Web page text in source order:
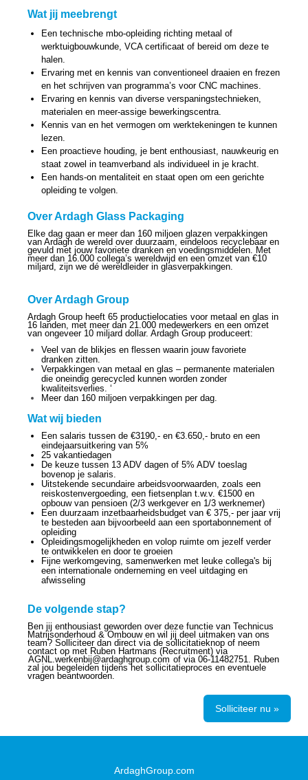
Wat jij meebrengt
Een technische mbo-opleiding richting metaal of
werktuigbouwkunde, VCA certificaat of bereid om deze te
halen.
Ervaring met en kennis van conventioneel draaien en frezen
en het schrijven van programma’s voor CNC machines.
Ervaring en kennis van diverse verspaningstechnieken,
materialen en meer-assige bewerkingscentra.
Kennis van en het vermogen om werktekeningen te kunnen
lezen.
Een proactieve houding, je bent enthousiast, nauwkeurig en
staat zowel in teamverband als individueel in je kracht.
Een hands-on mentaliteit en staat open om een gerichte
opleiding te volgen.
Over Ardagh Glass Packaging
Elke dag gaan er meer dan 160 miljoen glazen verpakkingen
van Ardagh de wereld over duurzaam, eindeloos recyclebaar en
gevuld met jouw favoriete dranken en voedingsmiddelen. Met
meer dan 16.000 collega’s wereldwijd en een omzet van €10
miljard, zijn we dé wereldleider in glasverpakkingen.
Over Ardagh Group
Ardagh Group heeft 65 productielocaties voor metaal en glas in
16 landen, met meer dan 21.000 medewerkers en een omzet
van ongeveer 10 miljard dollar. Ardagh Group produceert:
Veel van de blikjes en flessen waarin jouw favoriete
dranken zitten.
Verpakkingen van metaal en glas – permanente materialen
die oneindig gerecycled kunnen worden zonder
kwaliteitsverlies. ‘
Meer dan 160 miljoen verpakkingen per dag.
Wat wij bieden
Een salaris tussen de €3190,- en €3.650,- bruto en een
eindejaarsuitkering van 5%
25 vakantiedagen
De keuze tussen 13 ADV dagen of 5% ADV toeslag
bovenop je salaris.
Uitstekende secundaire arbeidsvoorwaarden, zoals een
reiskostenvergoeding, een fietsenplan t.w.v. €1500 en
opbouw van pensioen (2/3 werkgever en 1/3 werknemer)
Een duurzaam inzetbaarheidsbudget van € 375,- per jaar vrij
te besteden aan bijvoorbeeld aan een sportabonnement of
opleiding
Opleidingsmogelijkheden en volop ruimte om jezelf verder
te ontwikkelen en door te groeien
Fijne werkomgeving, samenwerken met leuke collega's bij
een internationale onderneming en veel uitdaging en
afwisseling
De volgende stap?
Ben jij enthousiast geworden over deze functie van Technicus
Matrijsonderhoud & Ombouw en wil jij deel uitmaken van ons
team? Solliciteer dan direct via de sollicitatieknop of neem
contact op met Ruben Hartmans (Recruitment) via
AGNL.werkenbij@ardaghgroup.com of via 06-11482751. Ruben
zal jou begeleiden tijdens het sollicitatieproces en eventuele
vragen beantwoorden.
Solliciteer nu »
ArdaghGroup.com